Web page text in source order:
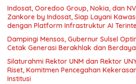
Indosat, Ooredoo Group, Nokia, dan
Zankore by Indosat, Siap Layani
dengan Platform Infrastruktur AI
Dampingi Mensos, Gubernur Sulsel
Cetak Generasi Berakhlak dan
Silaturahmi Rektor UNM dan Rektor
Riset, Komitmen Pencegahan
Institusi